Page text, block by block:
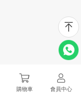
購物車 會員中心